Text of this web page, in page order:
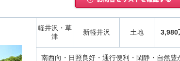
軽井沢・草
津
新軽井沢 土地 3,980
南西向・日照良好・通行便利・閑静・自然